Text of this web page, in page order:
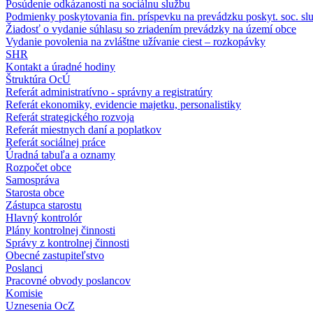
Posúdenie odkázanosti na sociálnu službu
Podmienky poskytovania fin. príspevku na prevádzku poskyt. soc.
Žiadosť o vydanie súhlasu so zriadením prevádzky na území obce
Vydanie povolenia na zvláštne užívanie ciest – rozkopávky
SHR
Kontakt a úradné hodiny
Štruktúra OcÚ
Referát administratívno - správny a registratúry
Referát ekonomiky, evidencie majetku, personalistiky
Referát strategického rozvoja
Referát miestnych daní a poplatkov
Referát sociálnej práce
Úradná tabuľa a oznamy
Rozpočet obce
Samospráva
Starosta obce
Zástupca starostu
Hlavný kontrolór
Plány kontrolnej činnosti
Správy z kontrolnej činnosti
Obecné zastupiteľstvo
Poslanci
Pracovné obvody poslancov
Komisie
Uznesenia OcZ